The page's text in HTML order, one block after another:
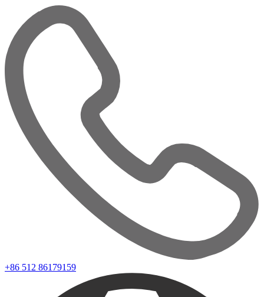
+86 512 86179159